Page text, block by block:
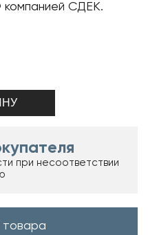
СДЕК.
при несоответствии